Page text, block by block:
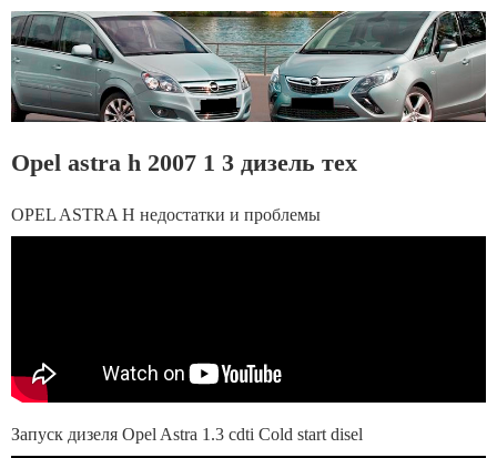
Opel astra h 2007 1 3 дизель тех
OPEL ASTRA H недостатки и проблемы
Запуск дизеля Opel Astra 1.3 cdti Cold start disel